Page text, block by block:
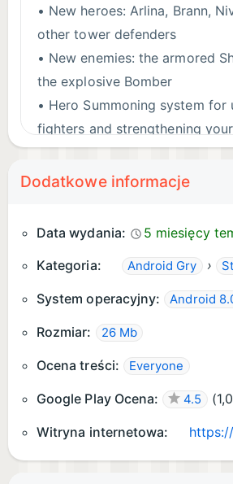
• New heroes: Arlina, Brann,
other tower defenders
• New enemies: the armored
the explosive Bomber
• Hero Summoning system for
fighters and strengthening
• Patrol with offline rewards
while you are away
adjustments, and other
smoother gameplay experience
Dodatkowe informacje
Data wydania:
5 miesięcy
Kategoria:
Android Gry ›
System operacyjny: Android
Rozmiar: 26 Mb
Ocena treści: Everyone
Google Play Ocena: 4.5 (
Witryna internetowa: https://